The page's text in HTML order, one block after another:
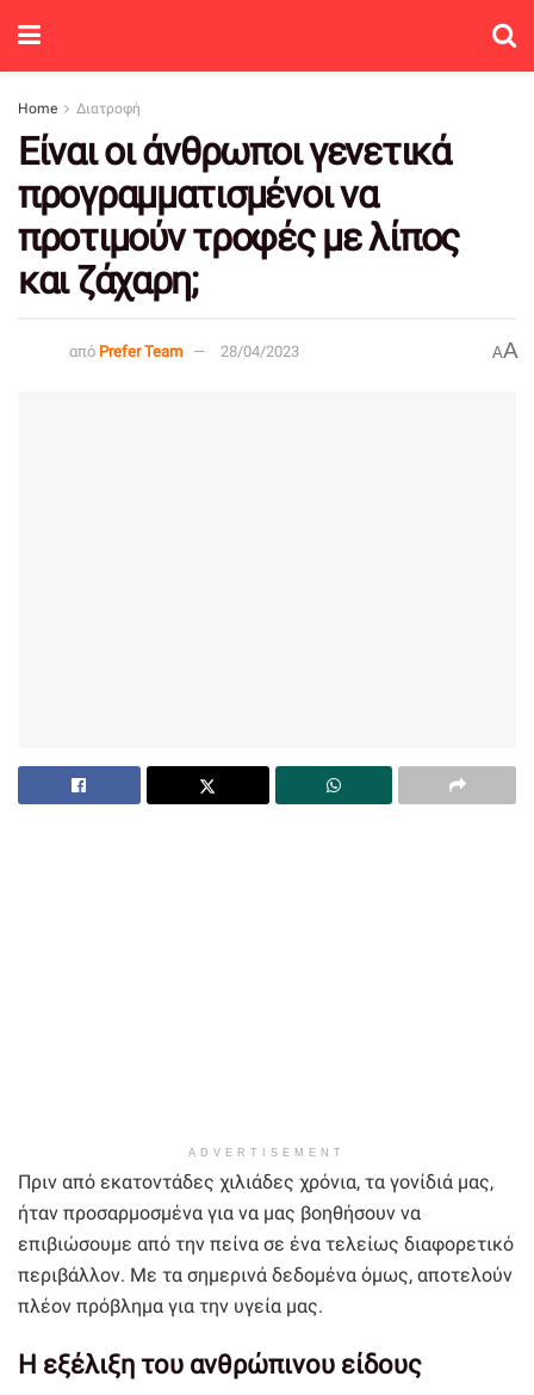
Home Διατροφή
Είναι οι άνθρωποι γενετικά
προγραμματισμένοι να
προτιμούν τροφές με λίπος
και ζάχαρη;
από Prefer Team 28/04/2023 AA
ADVERTISEMENT
Πριν από εκατοντάδες χιλιάδες χρόνια, τα γονίδιά μας,
ήταν προσαρμοσμένα για να μας βοηθήσουν να
επιβιώσουμε από την πείνα σε ένα τελείως διαφορετικό
περιβάλλον. Με τα σημερινά δεδομένα όμως, αποτελούν
πλέον πρόβλημα για την υγεία μας.
Η εξέλιξη του ανθρώπινου είδους